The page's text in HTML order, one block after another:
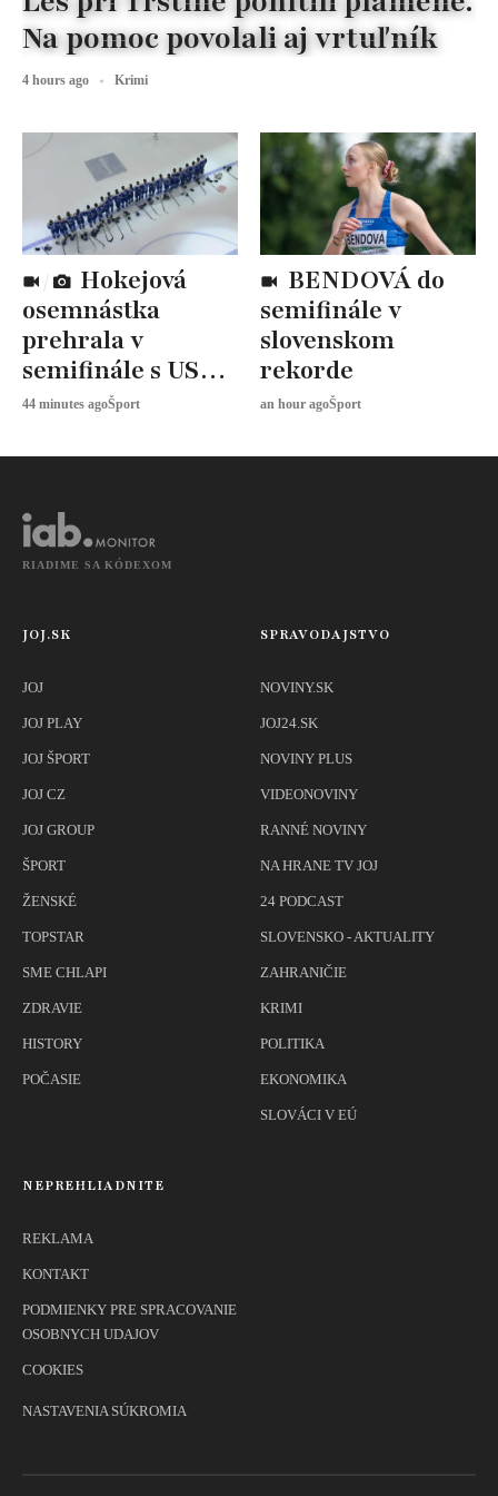
osemnástka
prehrala v
semifinále s USA,
zabojuje o BRONZ
44 minutes agoŠport
semifinále v
slovenskom
rekorde
an hour agoŠport
Na pomoc povolali aj vrtuľník
4 hours ago Krimi
RIADIME SA KÓDEXOM
JOJ.SK
JOJ
JOJ PLAY
JOJ ŠPORT
JOJ CZ
JOJ GROUP
ŠPORT
ŽENSKÉ
TOPSTAR
SME CHLAPI
ZDRAVIE
HISTORY
POČASIE
SPRAVODAJSTVO
NOVINY.SK
JOJ24.SK
NOVINY PLUS
VIDEONOVINY
RANNÉ NOVINY
NA HRANE TV JOJ
24 PODCAST
SLOVENSKO - AKTUALITY
ZAHRANIČIE
KRIMI
POLITIKA
EKONOMIKA
SLOVÁCI V EÚ
NEPREHLIADNITE
REKLAMA
KONTAKT
PODMIENKY PRE SPRACOVANIE
OSOBNYCH UDAJOV
COOKIES
NASTAVENIA SÚKROMIA